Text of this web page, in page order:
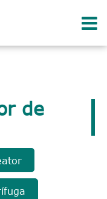
de